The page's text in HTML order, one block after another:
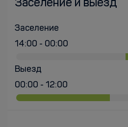
Заселение и выезд
Заселение
14:00 - 00:00
Выезд
00:00 - 12:00